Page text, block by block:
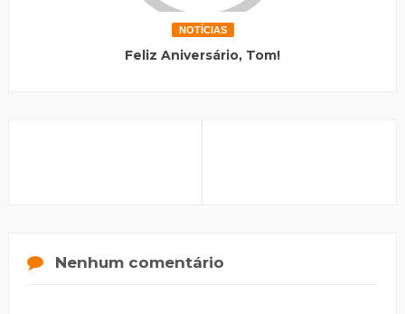
NOTÍCIAS
Feliz Aniversário, Tom!
Nenhum comentário